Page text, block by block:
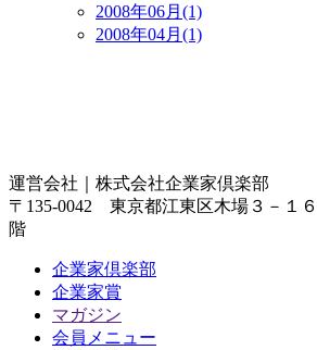
2008年06月(1)
2008年04月(1)
運営会社｜ 株式会社企業家倶楽部
〒135-0042 東京都江東区木場３－１
階
企業家倶楽部
企業家賞
マガジン
会員メニュー